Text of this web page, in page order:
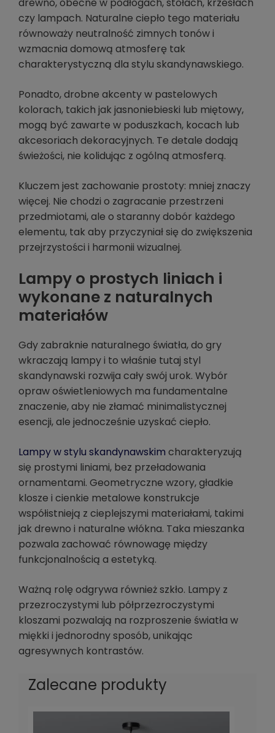
czy lampach. Naturalne ciepło tego materiału
równoważy neutralność zimnych tonów i
wzmacnia domową atmosferę tak
charakterystyczną dla stylu skandynawskiego.
Ponadto, drobne akcenty w pastelowych
kolorach, takich jak jasnoniebieski lub miętowy,
mogą być zawarte w poduszkach, kocach lub
akcesoriach dekoracyjnych. Te detale dodają
świeżości, nie kolidując z ogólną atmosferą.
Kluczem jest zachowanie prostoty: mniej znaczy
więcej. Nie chodzi o zagracanie przestrzeni
przedmiotami, ale o staranny dobór każdego
elementu, tak aby przyczyniał się do zwiększenia
przejrzystości i harmonii wizualnej.
Lampy o prostych liniach i
wykonane z naturalnych
materiałów
Gdy zabraknie naturalnego światła, do gry
wkraczają lampy i to właśnie tutaj styl
skandynawski rozwija cały swój urok. Wybór
opraw oświetleniowych ma fundamentalne
znaczenie, aby nie złamać minimalistycznej
esencji, ale jednocześnie uzyskać ciepło.
Lampy w stylu skandynawskim charakteryzują
się prostymi liniami, bez przeładowania
ornamentami. Geometryczne wzory, gładkie
klosze i cienkie metalowe konstrukcje
współistnieją z cieplejszymi materiałami, takimi
jak drewno i naturalne włókna. Taka mieszanka
pozwala zachować równowagę między
funkcjonalnością a estetyką.
Ważną rolę odgrywa również szkło. Lampy z
przezroczystymi lub półprzezroczystymi
kloszami pozwalają na rozproszenie światła w
miękki i jednorodny sposób, unikając
agresywnych kontrastów.
Zalecane produkty